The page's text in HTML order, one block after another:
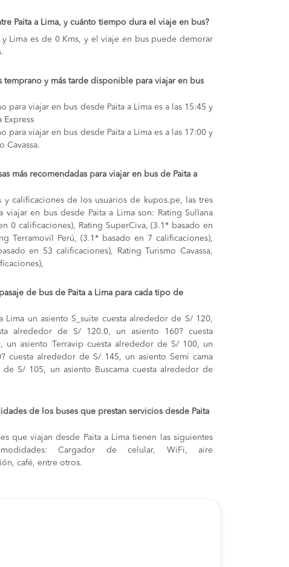
Paita a Lima, y cuánto tiempo dura el viaje en bus?
y Lima es de 0 Kms, y el viaje en bus puede demorar
temprano y más tarde disponible para viajar en bus
para viajar en bus desde Paita a Lima es a las 15:45 y
Express
para viajar en bus desde Paita a Lima es a las 17:00 y
Cavassa.
más recomendadas para viajar en bus de Paita a
y calificaciones de los usuarios de kupos.pe, las tres
viajar en bus desde Paita a Lima son: Rating Sullana
0 calificaciones), Rating SuperCiva, (3.1* basado en
Terramovil Perú, (3.1* basado en 7 calificaciones),
en 53 calificaciones), Rating Turismo Cavassa,
de bus de Paita a Lima para cada tipo de
Lima un asiento S_suite cuesta alrededor de S/ 120,
alrededor de S/ 120.0, un asiento 160? cuesta
un asiento Terravip cuesta alrededor de S/ 100, un
cuesta alrededor de S/ 145, un asiento Semi cama
de S/ 105,
un asiento Buscama cuesta alrededor de
de los buses que prestan servicios desde Paita
que viajan desde Paita a Lima tienen las siguientes
Cargador de celular, WiFi, aire
café, entre otros.